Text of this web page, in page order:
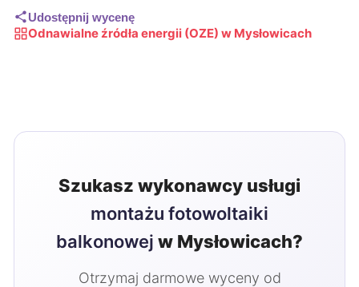
Udostępnij wycenę
Odnawialne źródła energii (OZE) w Mysłowicach
Szukasz wykonawcy usługi
montażu fotowoltaiki
balkonowej w Mysłowicach?
Otrzymaj darmowe wyceny od